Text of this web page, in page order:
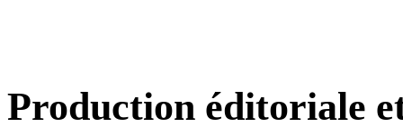
Production éditoriale